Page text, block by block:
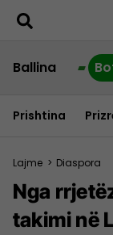
Ballina
Prishtina
Lajme > Diaspora
Nga
takimi në